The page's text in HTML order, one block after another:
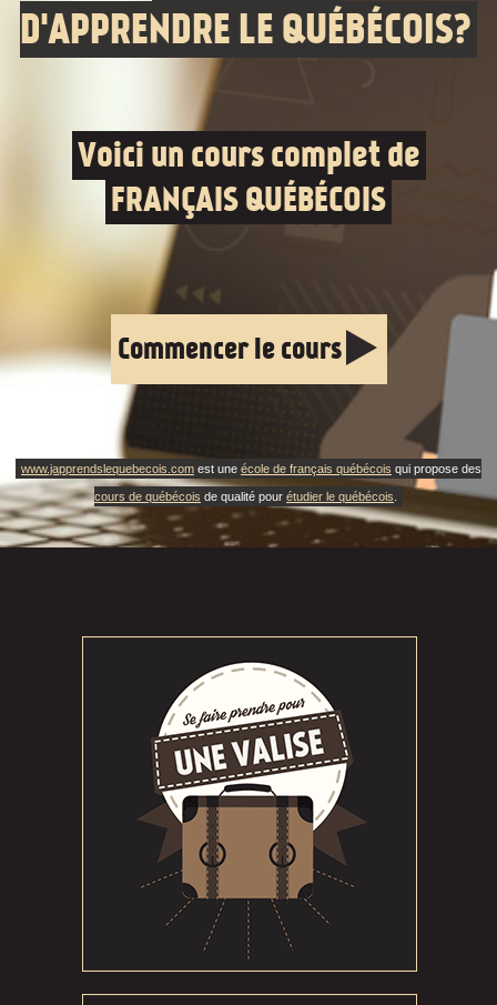
D'APPRENDRE LE QUÉBÉCOIS?
Voici un cours complet de
FRANÇAIS QUÉBÉCOIS
Commencer le cours
www.japprendslequebecois.com est une école de français québécois qui propose des
cours de québécois de qualité pour étudier le québécois